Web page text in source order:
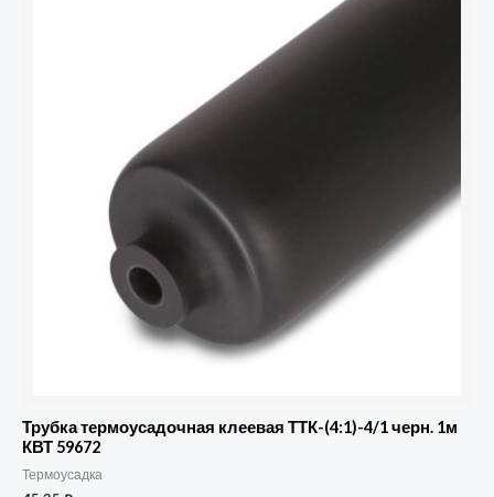
Трубка термоусадочная клеевая ТТК-(4:1)-4/1 черн. 1м
КВТ 59672
Термоусадка